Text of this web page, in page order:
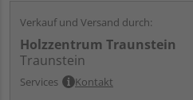
Verkauf und Versand durch:
Holzzentrum Traunstein
Traunstein
Services Kontakt